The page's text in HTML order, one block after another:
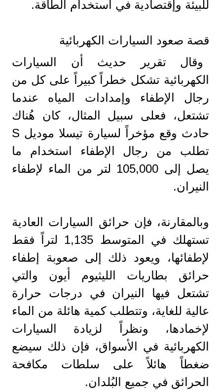
للبيئة وإقتصادية في استخدام الطاقة.
قصة صعود السيارات الكهربائية
وقال تقرير حديث أن السيارات
الكهربائية تشكل خطراً كبيراً على كل من
رجال الإطفاء وإمدادات المياه عندما
تشتعل، فعلى سبيل المثال، كان هُناك
حادث وقع مؤخراً لسيارة تيسلا موديل S
تطلب من رجال الإطفاء استخدام ما
يصل إلى 105,000 لتر من الماء لإطفاء
النيران.
وبالمقارنة، فإن حرائق السيارات العادية
تستهلك في المتوسط 1,135 لتراً فقط
لإطفائها، ويعود ذلك إلى صعوبة إطفاء
حرائق بطاريات الليثيوم أيون والتي
تشتعل فيها النيران في درجات حرارة
عالية للغاية، وتتطلب كمية هائلة من الماء
لإخمادها، ونظراً لزيادة السيارات
الكهربائية في الأسواق، فإن ذلك سيضع
ضغطاً هائلاً على سلطات مكافحة
الحرائق في جميع البُلدان.